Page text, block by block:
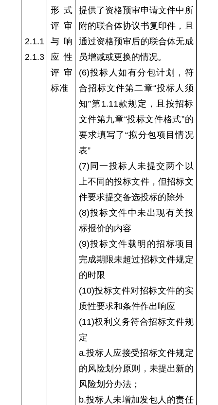
2.1.1
2.1.3
形式
评审
与响
应性
评审
标准
提供了资格预审申请文件中所
附的联合体协议书复印件，且
通过资格预审后的联合体无成
员增减或更换的情况。
(6)投标人如有分包计划，符
合招标文件第二章“投标人须
知”第1.11款规定，且按招标
文件第九章“投标文件格式”的
要求填写了“拟分包项目情况
表”
(7)同一投标人未提交两个以
上不同的投标文件，但招标文
件要求提交备选投标的除外
(8)投标文件中未出现有关投
标报价的内容
(9)投标文件载明的招标项目
完成期限未超过招标文件规定
的时限
(10)投标文件对招标文件的实
质性要求和条件作出响应
(11)权利义务符合招标文件规
定
a.投标人应接受招标文件规定
的风险划分原则，未提出新的
风险划分办法；
b.投标人未增加发包人的责任